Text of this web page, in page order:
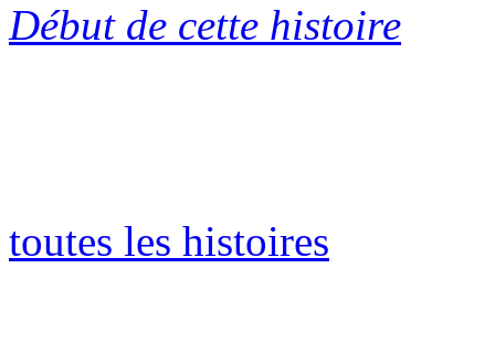
Début de cette histoire
toutes les histoires